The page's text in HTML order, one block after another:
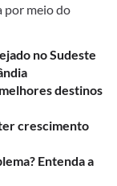
por meio do
no Sudeste
destinos
crescimento
Entenda a